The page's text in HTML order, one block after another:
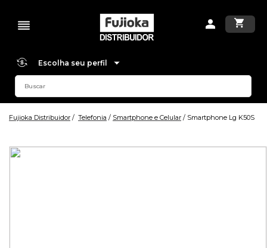
Escolha seu perfil
Fujioka Distribuidor Telefonia Smartphone e Celular Smartphone Lg K50S